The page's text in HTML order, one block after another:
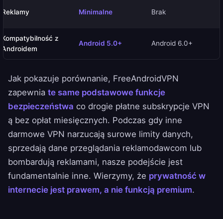
Reklamy Minimalne Brak
Kompatybilność z
Androidem
Android 5.0+ Android 6.0+
Jak pokazuje porównanie, FreeAndroidVPN
zapewnia te same podstawowe funkcje
bezpieczeństwa co drogie płatne subskrypcje VPN
ą bez opłat miesięcznych. Podczas gdy inne
darmowe VPN narzucają surowe limity danych,
sprzedają dane przeglądania reklamodawcom lub
bombardują reklamami, nasze podejście jest
fundamentalnie inne. Wierzymy, że prywatność w
internecie jest prawem, a nie funkcją premium.